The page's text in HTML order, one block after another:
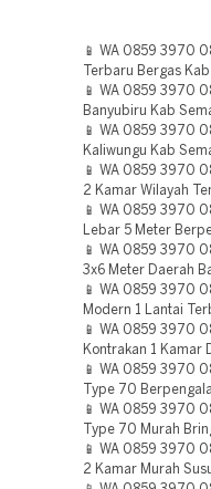
📱 WA 0859 3970
Terbaru Bergas
📱 WA 0859 3970
Banyubiru Kab
📱 WA 0859 3970
Kaliwungu Kab
📱 WA 0859 3970
2 Kamar Wilayah
📱 WA 0859 3970
Lebar 5 Meter
📱 WA 0859 3970
3x6 Meter Daerah
📱 WA 0859 3970
Modern 1 Lantai
📱 WA 0859 3970
Kontrakan 1 Kamar
📱 WA 0859 3970
Type 70
📱 WA 0859 3970
Type 70 Murah
📱 WA 0859 3970
2 Kamar Murah